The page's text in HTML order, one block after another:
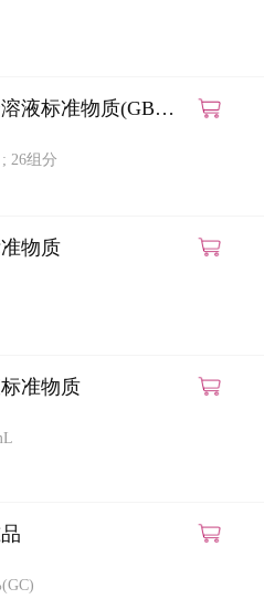
液标准物质(GB
MS法)
; 26组分
物质
准物质